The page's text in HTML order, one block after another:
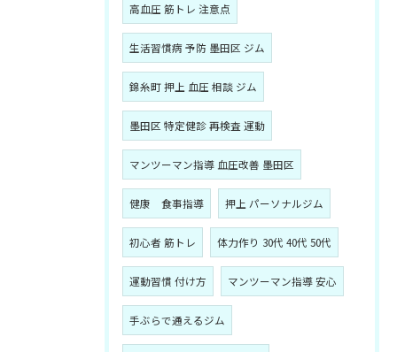
高血圧 筋トレ 注意点
生活習慣病 予防 墨田区 ジム
錦糸町 押上 血圧 相談 ジム
墨田区 特定健診 再検査 運動
マンツーマン指導 血圧改善 墨田区
健康 食事指導 押上 パーソナルジム
初心者 筋トレ 体力作り 30代 40代 50代
運動習慣 付け方 マンツーマン指導 安心
手ぶらで通えるジム